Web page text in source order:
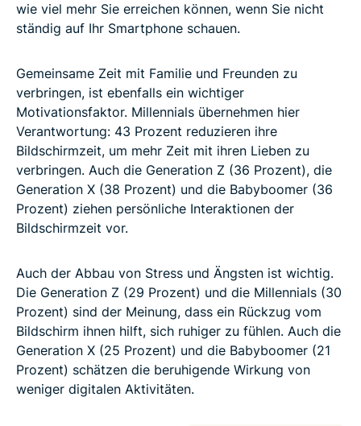
wie viel mehr Sie erreichen können, wenn Sie nicht
ständig auf Ihr Smartphone schauen.
Gemeinsame Zeit mit Familie und Freunden zu
verbringen, ist ebenfalls ein wichtiger
Motivationsfaktor. Millennials übernehmen hier
Verantwortung: 43 Prozent reduzieren ihre
Bildschirmzeit, um mehr Zeit mit ihren Lieben zu
verbringen. Auch die Generation Z (36 Prozent), die
Generation X (38 Prozent) und die Babyboomer (36
Prozent) ziehen persönliche Interaktionen der
Bildschirmzeit vor.
Auch der Abbau von Stress und Ängsten ist wichtig.
Die Generation Z (29 Prozent) und die Millennials (30
Prozent) sind der Meinung, dass ein Rückzug vom
Bildschirm ihnen hilft, sich ruhiger zu fühlen. Auch die
Generation X (25 Prozent) und die Babyboomer (21
Prozent) schätzen die beruhigende Wirkung von
weniger digitalen Aktivitäten.